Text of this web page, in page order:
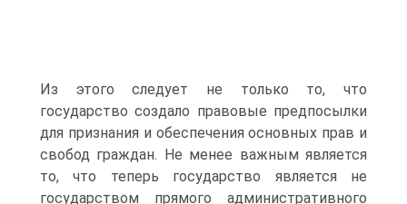
Из этого следует не только то, что
государство создало правовые предпосылки
для признания и обеспечения основных прав и
свобод граждан. Не менее важным является
то, что теперь государство является не
государством прямого административного